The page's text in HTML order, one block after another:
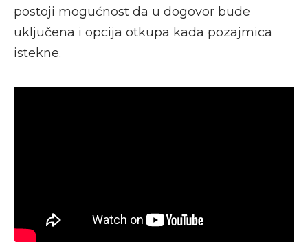
postoji mogućnost da u dogovor bude
uključena i opcija otkupa kada pozajmica
istekne.